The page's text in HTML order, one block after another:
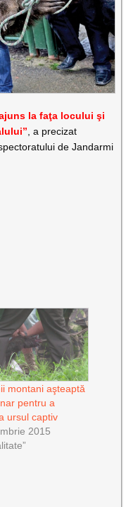
la faţa locului şi
, a precizat
de Jandarmi
montani aşteaptă
pentru a
ursul captiv
2015